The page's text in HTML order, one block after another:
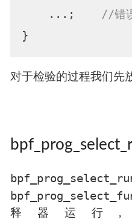
    ...;
//错
对于检验的过程我们先
释器运行,